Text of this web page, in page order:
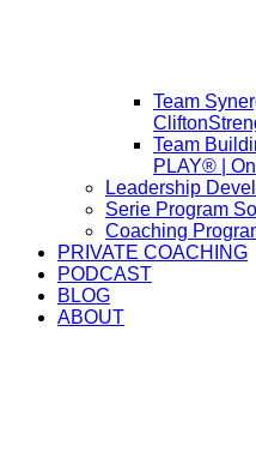
Team
Team
PLAY® |
Leadership
Serie Program
Coaching
PRIVATE COACHING
PODCAST
BLOG
ABOUT